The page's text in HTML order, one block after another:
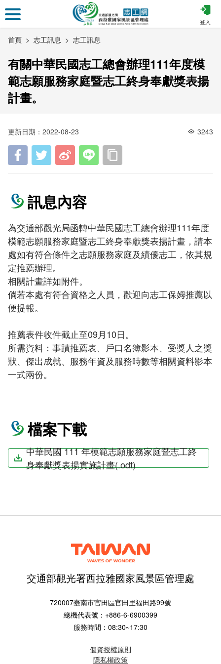
到
主
登入
首頁 志工訊息 志工訊息
有關中華民國志工總會辦理111年度模
範志願服務家庭暨志工終身奉獻獎表揚
計畫。
更新日期：2022-08-23 3243
訊息內容
為交通部觀光局函轉中華民國志工總會辦理111年度
模範志願服務家庭暨志工終身奉獻獎表揚計畫，請本
處如有符合條件之志願服務家庭及績優志工，依其規
定推薦辦理。
相關計畫詳如附件。
倘若本處有符合資格之人員，歡迎向志工保姆推薦以
便提報。
推薦表件收件截止至09月10日。
所需資料：事蹟推薦表、戶口名簿影本、受獎人之獎
狀、傑出成就、服務年資及服務時數等相關資料影本
一式兩份。
檔案下載
中華民國 111 年模範志願服務家庭暨志工終
身奉獻獎表揚實施計畫(.odt)
交通部觀光署西拉雅國家風景區管理處
720007臺南市官田區官田里福田路99號
總機代表號：+886-6-6900399
服務時間：08:30~17:30
個資授權原則
隱私權政策